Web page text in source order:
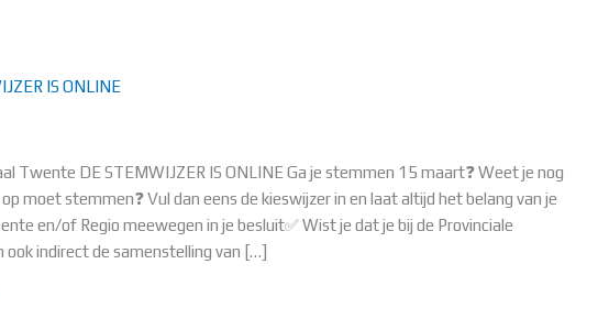
IS ONLINE
Twente DE STEMWIJZER IS ONLINE Ga je stemmen 15 maart❓ Weet je nog
moet stemmen❓ Vul dan eens de kieswijzer in en laat altijd het belang van je
en/of Regio meewegen in je besluit✅ Wist je dat je bij de Provinciale
ook indirect de samenstelling van […]
DE STEMWIJZER IS ONLINE